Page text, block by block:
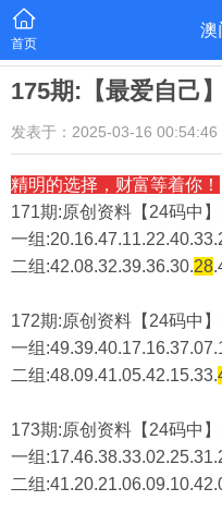
首页
澳
175期:【最爱自己
发表于：2025-03-16 00:54:46
精明的选择，财富等着你！
171期:原创资料【24码中
一组
二组:42.08.32.39.36.30.28
172期:原创资料【24码中
一组
二组:48.09.41.05.42.15.33.
173期:原创资料【24码中
一组
二组: